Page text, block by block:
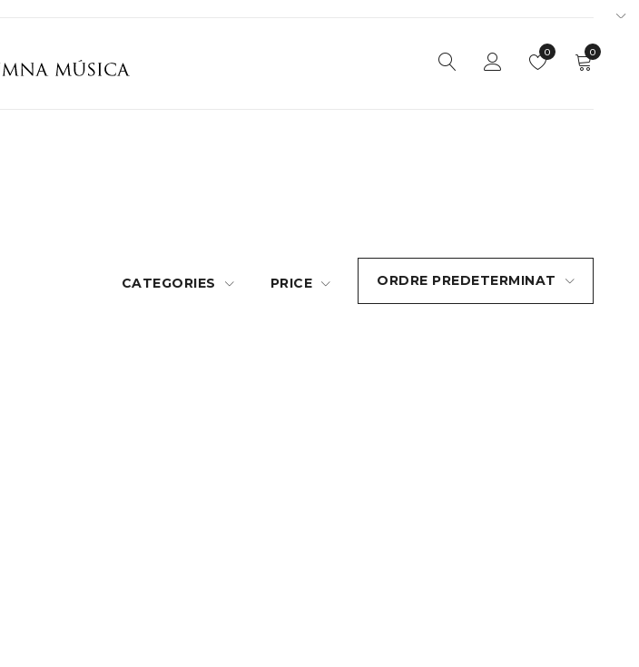
0
0
ORDRE PREDETERMINAT
CATEGORIES PRICE